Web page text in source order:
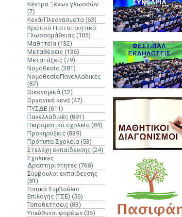
Κέντρα Ξένων γλωσσών
(7)
Κενά/Πλεονάσματα (63)
Κρατικό Πιστοποιητικό
Γλωσσομάθειας (105)
Μαθητεία (132)
Μεταθέσεις (136)
Μετατάξεις (79)
Νομοθεσία (381)
ΝομοθεσίαΠανελλαδικές
(87)
Οικονομικά (12)
Οργανικά κενά (47)
ΠΥΣΔΕ (611)
Πανελλαδικές (891)
Πειραματικά σχολεία (84)
Προκηρύξεις (839)
Πρότυπα Σχολεία (53)
Στελέχη εκπαίδευσης (24)
Σχολικές
Δραστηριότητες (768)
Σύμβουλοι εκπαίδευσης
(81)
Τοπικό Συμβούλιο
Επιλογής (ΤΣΕ) (56)
Τοποθετήσεις (83)
Υπεύθυνοι φορέων (36)